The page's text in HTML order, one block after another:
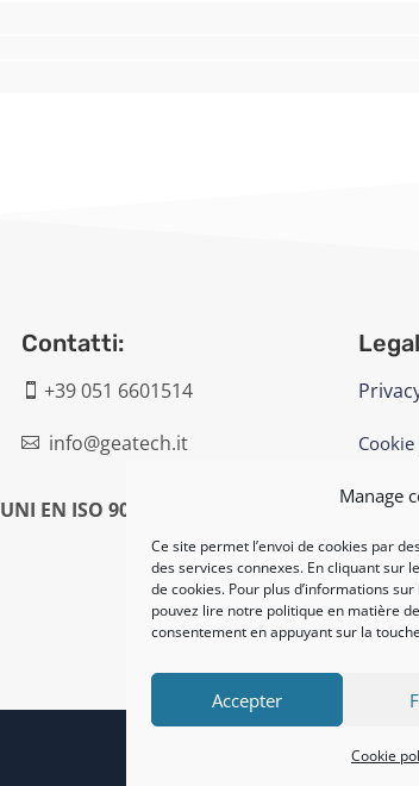
Manage
Ce site permet l’envoi de cookies par
des services connexes. En cliquant sur
de cookies. Pour plus d’informations
pouvez lire notre politique en matière
consentement en appuyant sur la
Accepter
Cookie
Contatti:
 +39 051 6601514
 info@geatech.it
UNI EN ISO 9001: 2015 UNI EN